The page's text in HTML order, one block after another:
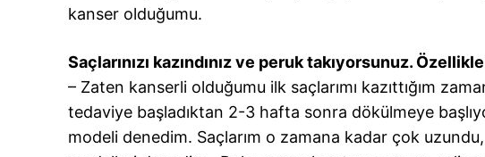
kanser olduğumu.
Saçlarınızı kazındınız ve peruk takıyorsunuz.
– Zaten kanserli olduğumu ilk saçlarımı kazıttığım
tedaviye başladıktan 2-3 hafta sonra dökülmeye
modeli denedim. Saçlarım o zamana kadar çok